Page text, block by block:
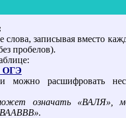
слова, записывая вместо
пробелов).
можно расшифровать
означать «ВАЛЯ»,